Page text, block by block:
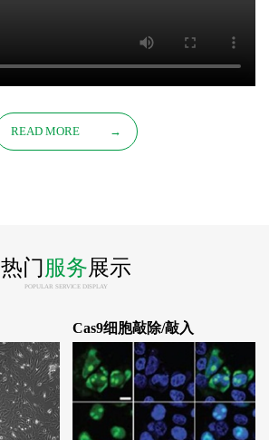
READ MORE →
热门服务展示
POPULAR SERVICE DISPLAY
Cas9细胞敲除/敲入